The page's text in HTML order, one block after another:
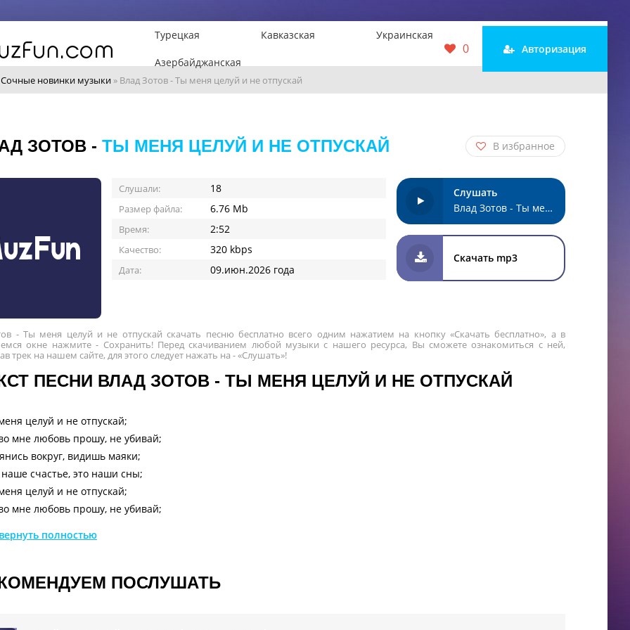
Турецкая Кавказская Украинская
Азербайджанская
0 Авторизация
Сочные новинки музыки » Влад Зотов - Ты меня целуй и не отпускай
ЗОТОВ - ТЫ МЕНЯ ЦЕЛУЙ И НЕ ОТПУСКАЙ В избранное
Слушали: 18
Размер файла: 6.76 Mb
Время: 2:52
Качество: 320 kbps
Дата: 09.июн.2026 года
Слушать
Влад Зотов - Ты меня целуй и не отпускай
Скачать mp3
- Ты меня целуй и не отпускай скачать песню бесплатно всего одним нажатием на кнопку «Скачать бесплатно», а в
окне нажмите - Сохранить! Перед скачиванием любой музыки с нашего ресурса, Вы сможете ознакомиться с ней,
трек на нашем сайте, для этого следует нажать на - «Слушать»!
ПЕСНИ ВЛАД ЗОТОВ - ТЫ МЕНЯ ЦЕЛУЙ И НЕ ОТПУСКАЙ
целуй и не отпускай;
мне любовь прошу, не убивай;
вокруг, видишь маяки;
счастье, это наши сны;
целуй и не отпускай;
мне любовь прошу, не убивай;
счастье, это наши сны;
мне любовь прошу, не убивай;
вокруг видишь маяки;
полностью
ПОСЛУШАТЬ